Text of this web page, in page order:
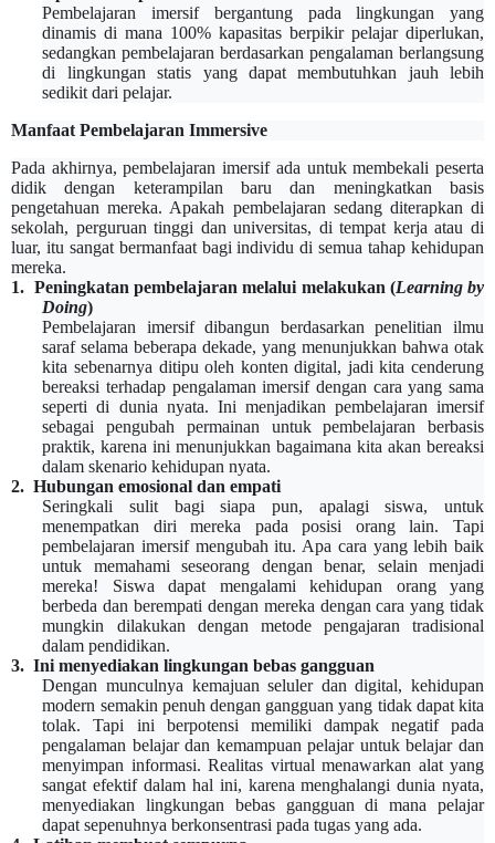
Pembelajaran imersif bergantung pada lingkungan yang
dinamis di mana 100% kapasitas berpikir pelajar diperlukan,
sedangkan pembelajaran berdasarkan pengalaman berlangsung
di lingkungan statis yang dapat membutuhkan jauh lebih
sedikit dari pelajar.
Manfaat Pembelajaran Immersive
Pada akhirnya, pembelajaran imersif ada untuk membekali peserta
didik dengan keterampilan baru dan meningkatkan basis
pengetahuan mereka. Apakah pembelajaran sedang diterapkan di
sekolah, perguruan tinggi dan universitas, di tempat kerja atau di
luar, itu sangat bermanfaat bagi individu di semua tahap kehidupan
mereka.
1. Peningkatan pembelajaran melalui melakukan (Learning by
Doing)
Pembelajaran imersif dibangun berdasarkan penelitian ilmu
saraf selama beberapa dekade, yang menunjukkan bahwa otak
kita sebenarnya ditipu oleh konten digital, jadi kita cenderung
bereaksi terhadap pengalaman imersif dengan cara yang sama
seperti di dunia nyata. Ini menjadikan pembelajaran imersif
sebagai pengubah permainan untuk pembelajaran berbasis
praktik, karena ini menunjukkan bagaimana kita akan bereaksi
dalam skenario kehidupan nyata.
2. Hubungan emosional dan empati
Seringkali sulit bagi siapa pun, apalagi siswa, untuk
menempatkan diri mereka pada posisi orang lain. Tapi
pembelajaran imersif mengubah itu. Apa cara yang lebih baik
untuk memahami seseorang dengan benar, selain menjadi
mereka! Siswa dapat mengalami kehidupan orang yang
berbeda dan berempati dengan mereka dengan cara yang tidak
mungkin dilakukan dengan metode pengajaran tradisional
dalam pendidikan.
3. Ini menyediakan lingkungan bebas gangguan
Dengan munculnya kemajuan seluler dan digital, kehidupan
modern semakin penuh dengan gangguan yang tidak dapat kita
tolak. Tapi ini berpotensi memiliki dampak negatif pada
pengalaman belajar dan kemampuan pelajar untuk belajar dan
menyimpan informasi. Realitas virtual menawarkan alat yang
sangat efektif dalam hal ini, karena menghalangi dunia nyata,
menyediakan lingkungan bebas gangguan di mana pelajar
dapat sepenuhnya berkonsentrasi pada tugas yang ada.